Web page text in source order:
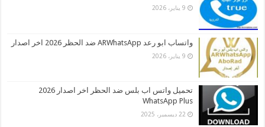
9 يناير، 2026
واتساب ابو رعد ARWhatsApp ضد الحظر 2026 اخر اصدار
9 يناير، 2026
تحميل واتس اب بلس ضد الحظر اخر اصدار 2026
WhatsApp Plus
22 ديسمبر، 2025